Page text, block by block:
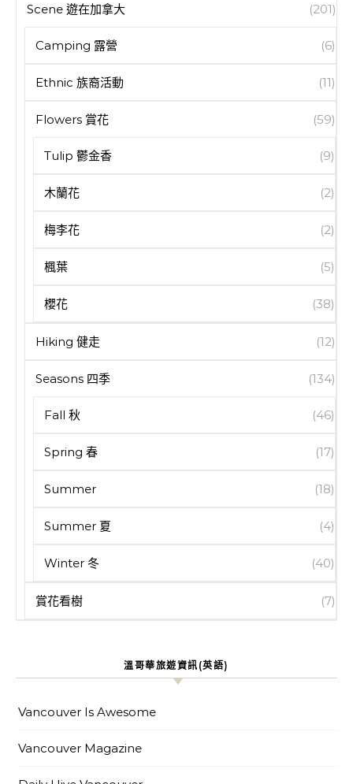
Scene 遊在加拿大 (201)
Camping 露營 (6)
Ethnic 族裔活動 (11)
Flowers 賞花 (59)
Tulip 鬱金香 (9)
木蘭花 (2)
梅李花 (2)
楓葉 (5)
櫻花 (38)
Hiking 健走 (12)
Seasons 四季 (134)
Fall 秋 (46)
Spring 春 (17)
Summer (18)
Summer 夏 (4)
Winter 冬 (40)
賞花看樹 (7)
溫哥華旅遊資訊(英語)
Vancouver Is Awesome
Vancouver Magazine